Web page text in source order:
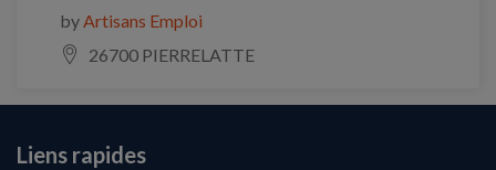
byArtisans Emploi
26700 PIERRELATTE
Liens rapides